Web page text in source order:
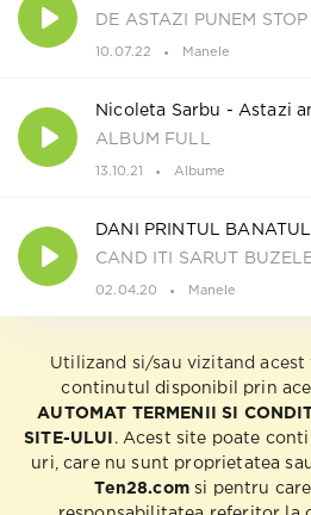
DE ASTAZI PUNEM STOP
10.07.22 Manele
ALBUM FULL
13.10.21 Albume
DANI PRINTUL
CAND ITI SARUT BUZELE
02.04.20 Manele
Utilizand si/sau vizitand
continutul disponibil prin
AUTOMAT TERMENII SI
SITE-ULUI
. Acest site poate
uri, care nu sunt proprietatea
Ten28.comsi pentru care